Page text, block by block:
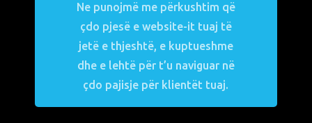
Ne punojmë me përkushtim që
çdo pjesë e website-it tuaj të
jetë e thjeshtë, e kuptueshme
dhe e lehtë për t’u naviguar në
çdo pajisje për klientët tuaj.